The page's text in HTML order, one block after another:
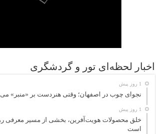
اخبار لحظه‌ای تور و گردشگری
1 روز پیش
نجوای چوب در اصفهان؛ وقتی هنردست بر «منبر»
1 روز پیش
خلق محصولات هویت‌آفرین، بخشی از مسیر معرفی
است